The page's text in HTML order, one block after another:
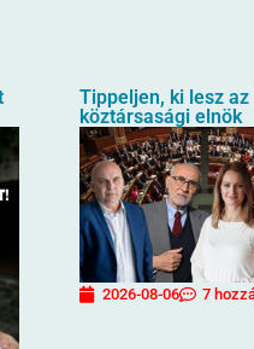
Tippeljen, ki lesz az
köztársasági elnök
2026-08-06 7